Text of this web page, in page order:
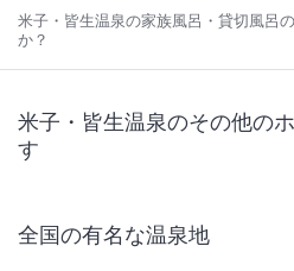
米子・皆生温泉の家族風呂・貸切風呂
か？
米子・皆生温泉のその他の
す
全国の有名な温泉地